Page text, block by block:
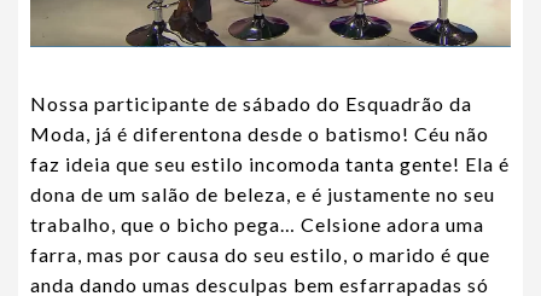
Nossa participante de sábado do Esquadrão da
Moda, já é diferentona desde o batismo! Céu não
faz ideia que seu estilo incomoda tanta gente! Ela é
dona de um salão de beleza, e é justamente no seu
trabalho, que o bicho pega… Celsione adora uma
farra, mas por causa do seu estilo, o marido é que
anda dando umas desculpas bem esfarrapadas só